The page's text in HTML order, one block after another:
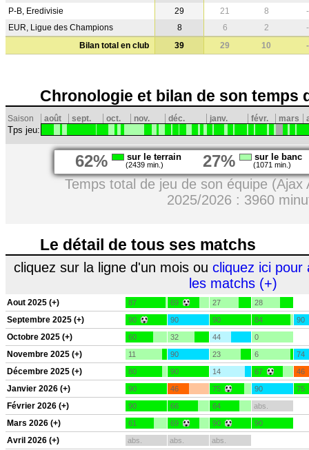
P-B, Eredivisie
29 21 8
-
EUR, Ligue des Champions
8 6 2
-
Bilan total en club
39 29 10 -
Chronologie et bilan de son temps
Saison août sept. oct. nov. déc. janv. févr. mars
Tps jeu:
62% sur le terrain
(2439 min.) 27% sur le banc
(1071 min.)
Temps total de jeu de son équipe (Ajax
2025/2026 : 3960
Le détail de tous ses matchs
cliquez sur la ligne d'un mois ou cliquez ici pour
les matchs (+)
Aout 2025 (+) 87 69 27 28
Septembre 2025 (+) 90 90 90 84 90
Octobre 2025 (+) 60 32 44 0
Novembre 2025 (+) 11 90 23 6 74
Décembre 2025 (+) 80 90 14 67 46
Janvier 2026 (+) 90 46 75 90 75
Février 2026 (+) 90 66 64 abs.
Mars 2026 (+) 61 69 90 90
Avril 2026 (+) abs. abs. abs.